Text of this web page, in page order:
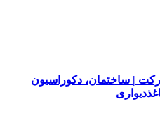
| ساختمان، دکوراسیون